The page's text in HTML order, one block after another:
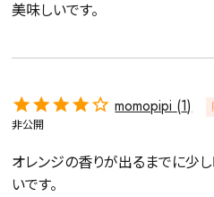
momopipi 1
非公開
オレンジの香りが出るまでに少
いです。